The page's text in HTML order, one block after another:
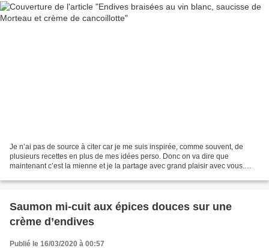
Je n’ai pas de source à citer car je me suis inspirée, comme souvent, de
plusieurs recettes en plus de mes idées perso. Donc on va dire que
maintenant c’est la mienne et je la partage avec grand plaisir avec vous.
Saumon mi-cuit aux épices douces sur une
crème d’endives
Publié le 16/03/2020 à 00:57